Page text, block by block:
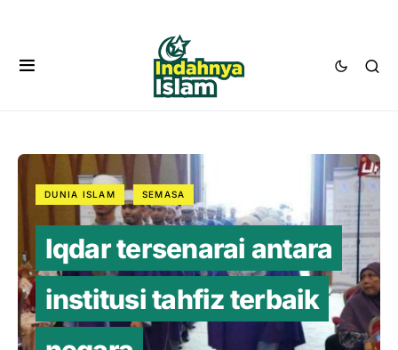
DUNIA ISLAM SEMASA
Iqdar tersenarai antara
institusi tahfiz terbaik